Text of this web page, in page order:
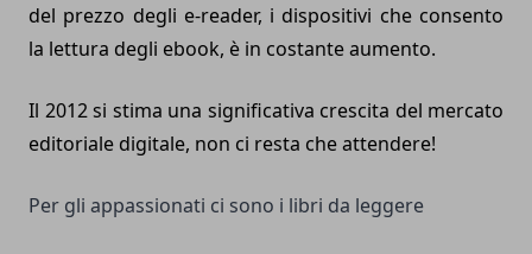
del prezzo degli e-reader, i dispositivi che consento
la lettura degli ebook, è in costante aumento.
Il 2012 si stima una significativa crescita del mercato
editoriale digitale, non ci resta che attendere!
Per gli appassionati ci sono i libri da leggere